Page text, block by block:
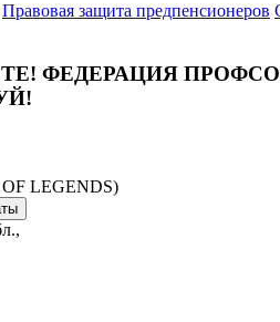
Правовая защита предпенсионеров
ФЕДЕРАЦИЯ
LEGENDS)